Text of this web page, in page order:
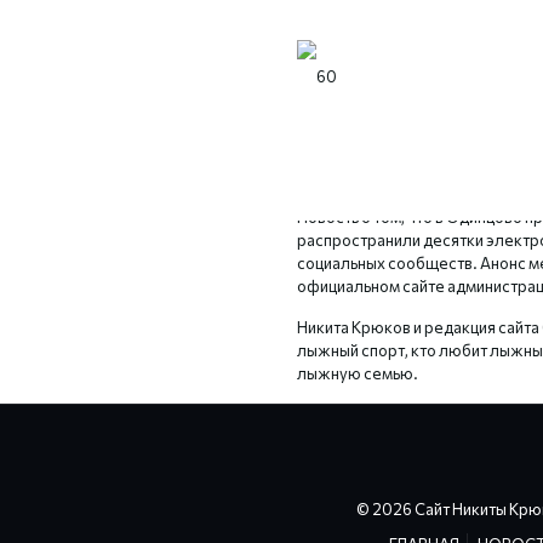
Новость о том, что в Одинцово
распространили десятки
социальных сообществ. Анонс
официальном сайте
Никита Крюков и редакция
лыжный спорт, кто любит
лыжную семью.
© 2026 Сайт Никиты